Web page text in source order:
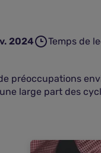
2024 Temps de
préoccupations
large part des